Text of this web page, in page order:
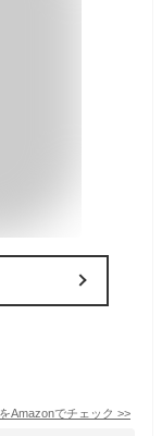
Amazonでチェック >>